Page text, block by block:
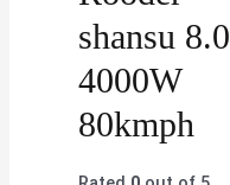
shansu 8.0
4000W
80kmph